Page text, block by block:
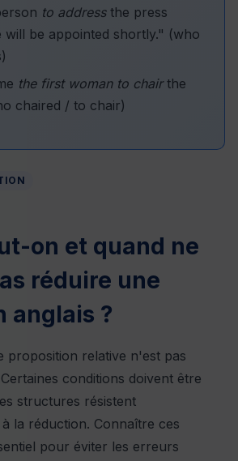
to addressthe press
will be appointed shortly." (who
the first woman to chairthe
chaired / to chair)
on et quand ne
réduire une
anglais ?
proposition relative n'est pas
conditions doivent être
structures résistent
la réduction. Connaître ces
pour éviter les erreurs